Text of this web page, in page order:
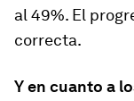
al 49%. El
correcta.
Y en cuanto a